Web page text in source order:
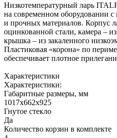
Низкотемпературный ларь
на современном оборудовании
и прочных материалов. Корпус
оцинкованной стали, камера –
крышка – из закаленного
Пластиковая «корона» по
обеспечивает плотное
Характеристики
Характеристики:
Габаритные размеры, мм
1017х662х925
Гнутое стекло
Да
Количество корзин в комплекте